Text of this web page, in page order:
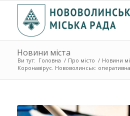
Новини міста
Ви тут: Головна / Про місто / Новини
Коронавірус. Нововолинськ: